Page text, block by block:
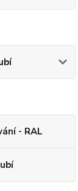
- RAL